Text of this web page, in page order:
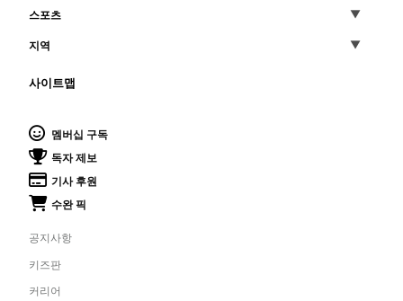
스포츠
지역
사이트맵
멤버십 구독
독자 제보
기사 후원
수완 픽
공지사항
키즈판
커리어